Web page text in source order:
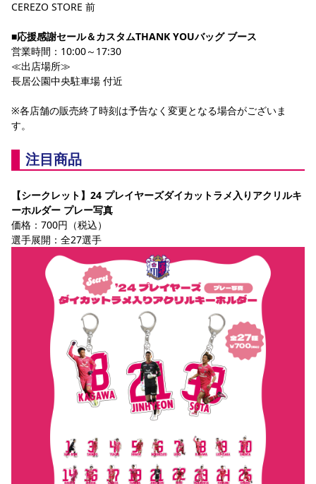
CEREZO STORE 前
■応援感謝セール＆カスタムTHANK YOUバッグ ブース
営業時間：10:00～17:30
≪出店場所≫
長居公園中央駐車場 付近
※各店舗の販売終了時刻は予告なく変更となる場合がございま
す。
注目商品
【シークレット】24 プレイヤーズダイカットラメ入りアクリルキ
ーホルダー プレー写真
価格：700円（税込）
選手展開：全27選手